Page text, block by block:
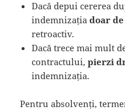
Dacă depui cererea
indemnizațiadoar
retroactiv.
Dacă trece mai mult
contractului,pierzi
indemnizația.
Pentru absolvenți,